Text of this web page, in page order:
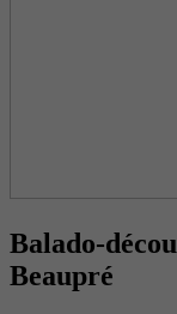
Balado-
Beaupré